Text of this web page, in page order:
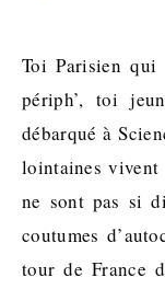
Toi Parisien qui ne t’aventure que rarement hors du
périph’, toi
débarqué à
lointaines vivent
ne sont pas si
coutumes
tour de France